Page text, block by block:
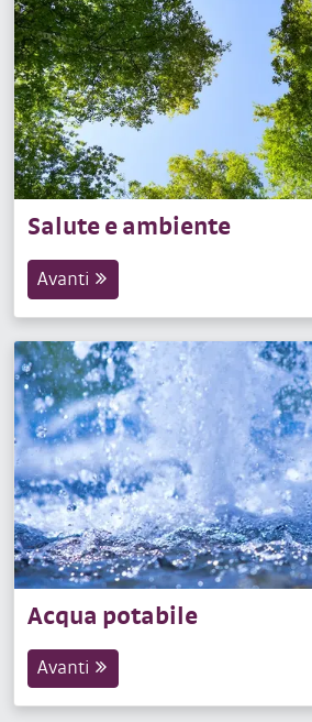
Salute e ambiente
Avanti
Acqua potabile
Avanti